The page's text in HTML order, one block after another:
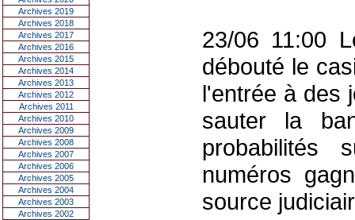
Archives 2019
Archives 2018
Archives 2017
Archives 2016
Archives 2015
Archives 2014
Archives 2013
Archives 2012
Archives 2011
Archives 2010
Archives 2009
Archives 2008
Archives 2007
Archives 2006
Archives 2005
Archives 2004
Archives 2003
Archives 2002
23/06 11:00
débouté le
l'entrée à des
sauter la
probabilités
numéros
source